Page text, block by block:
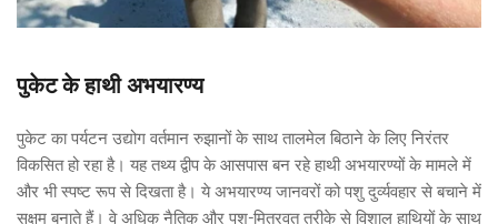
पुकेट के हाथी अभयारण्य
पुकेट का पर्यटन उद्योग वर्तमान रुझानों के साथ तालमेल बिठाने के लिए निरंतर
विकसित हो रहा है। यह तथ्य द्वीप के आसपास बन रहे हाथी अभयारण्यों के मामले में
और भी स्पष्ट रूप से दिखता है। ये अभयारण्य जानवरों को पशु दुर्व्यवहार से बचाने में
सक्षम बनाते हैं। वे अधिक नैतिक और पशु-मित्रवत तरीके से विशाल हाथियों के साथ